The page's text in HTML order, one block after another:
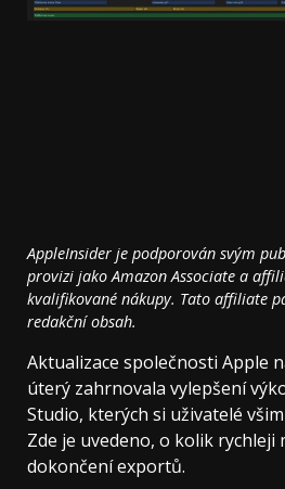
AppleInsider je podporován svým
provizi jako Amazon Associate a
kvalifikované nákupy. Tato affiliate
redakční obsah.
Aktualizace společnosti Apple
úterý zahrnovala vylepšení
Studio, kterých si uživatelé
Zde je uvedeno, o kolik rychleji
dokončení exportů.